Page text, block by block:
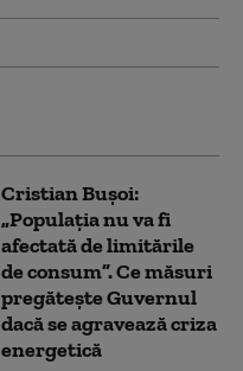
Cristian Bușoi:
„Populația nu va fi
afectată de limitările
de consum”. Ce măsuri
pregătește Guvernul
dacă se agravează criza
energetică